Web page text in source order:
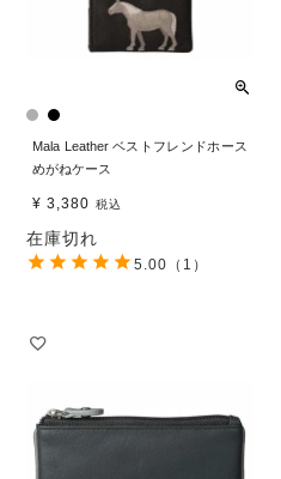
Mala Leather ベストフレンドホース
めがねケース
¥ 3,380 税込
在庫切れ
5.00 （1）